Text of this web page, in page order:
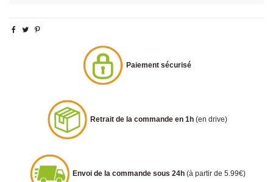
Paiement sécurisé
Retrait de la commande en 1h (en drive)
Envoi de la commande sous 24h (à partir de 5.99€)